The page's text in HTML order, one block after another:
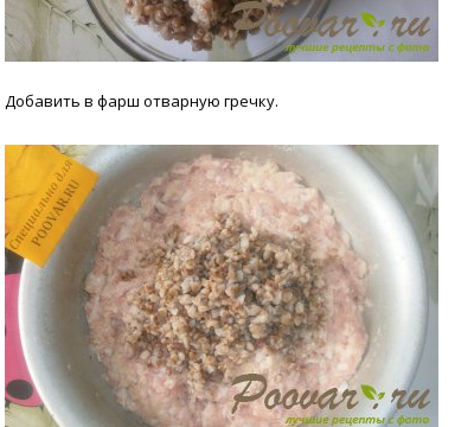
Добавить в фарш отварную гречку.